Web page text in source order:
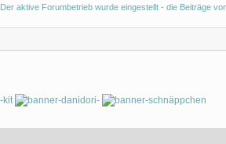
Der aktive Forumbetrieb wurde eingestellt - die Beiträge